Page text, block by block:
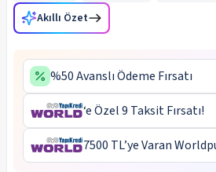
Akıllı Özet
%50 Avanslı Ödeme Fırsatı
‘e Özel 9 Taksit Fırsatı!
7500 TL’ye Varan